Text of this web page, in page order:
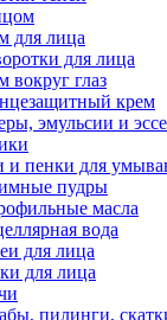
для лица
для лица
вокруг глаз
крем
эмульсии и
и пенки для
пудры
масла
вода
для лица
для лица
пилинги,